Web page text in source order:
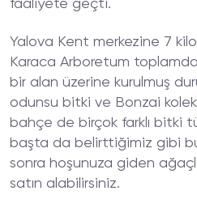
faaliyete geçti.
Yalova Kent merkezine 7
Karaca Arboretum
bir alan üzerine kurulmuş
odunsu bitki ve Bonzai
bahçe de birçok farklı bitki
başta da belirttiğimiz gibi
sonra hoşunuza giden
satın alabilirsiniz.